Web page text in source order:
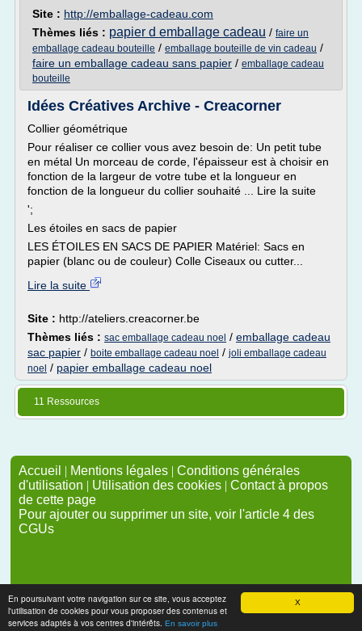
X
En poursuivant votre navigation sur ce site, vous acceptez
l'utilisation de cookies pour vous proposer des contenus et
services adaptés à vos centres d'intérêts. En savoir plus
Site : http://emballage-cadeau.com
Thèmes liés : papier d emballage cadeau / faire un
emballage cadeau bouteille / emballage bouteille de vin cadeau /
faire un emballage cadeau sans papier / emballage cadeau
bouteille
Idées Créatives Archive - Creacorner
Collier géométrique
Pour réaliser ce collier vous avez besoin de: Un petit tube
en métal Un morceau de corde, l'épaisseur est à choisir en
fonction de la largeur de votre tube et la longueur en
fonction de la longueur du collier souhaité ... Lire la suite
';
Les étoiles en sacs de papier
LES ÉTOILES EN SACS DE PAPIER Matériel: Sacs en
papier (blanc ou de couleur) Colle Ciseaux ou cutter...
Lire la suite
Site : http://ateliers.creacorner.be
Thèmes liés : sac emballage cadeau noel / emballage cadeau
sac papier / boite emballage cadeau noel / joli emballage cadeau
noel / papier emballage cadeau noel
11 Ressources
Accueil | Mentions légales | Conditions générales
d'utilisation | Utilisation des cookies | Contact à propos
de cette page
Pour ajouter ou supprimer un site, voir l'article 4 des
CGUs